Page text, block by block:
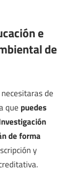
e
de
de
que puedes
de forma
y